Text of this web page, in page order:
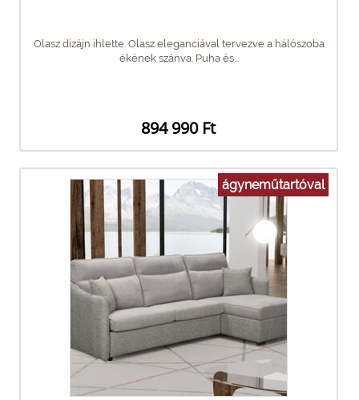
Olasz dizájn ihlette. Olasz eleganciával tervezve a hálószoba
ékének szánva. Puha és...
894 990 Ft
ágyneműtartóval